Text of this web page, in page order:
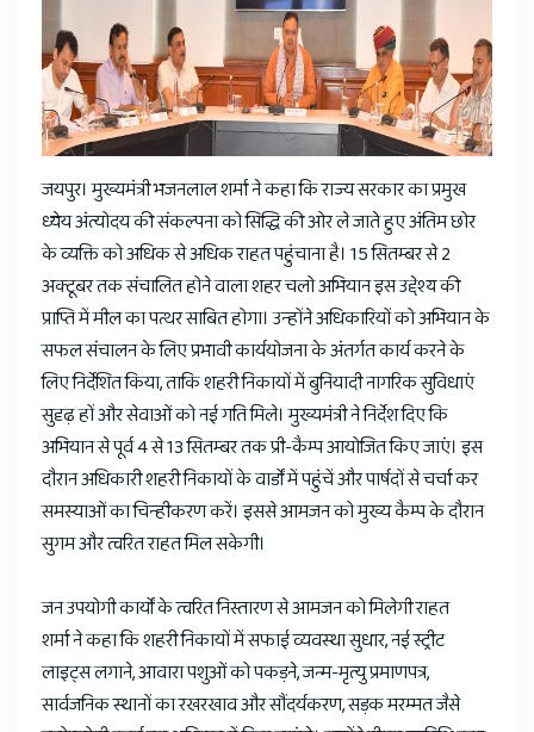
जयपुर। मुख्यमंत्री भजनलाल शर्मा ने कहा कि राज्य सरकार का प्रमुख
ध्येय अंत्योदय की संकल्पना को सिद्धि की ओर ले जाते हुए अंतिम छोर
के व्यक्ति को अधिक से अधिक राहत पहुंचाना है। 15 सितम्बर से 2
अक्टूबर तक संचालित होने वाला शहर चलो अभियान इस उद्देश्य की
प्राप्ति में मील का पत्थर साबित होगा। उन्होंने अधिकारियों को अभियान के
सफल संचालन के लिए प्रभावी कार्ययोजना के अंतर्गत कार्य करने के
लिए निर्देशित किया, ताकि शहरी निकायों में बुनियादी नागरिक सुविधाएं
सुदृढ़ हों और सेवाओं को नई गति मिले। मुख्यमंत्री ने निर्देश दिए कि
अभियान से पूर्व 4 से 13 सितम्बर तक प्री-कैम्प आयोजित किए जाएं। इस
दौरान अधिकारी शहरी निकायों के वार्डों में पहुंचें और पार्षदों से चर्चा कर
समस्याओं का चिन्हीकरण करें। इससे आमजन को मुख्य कैम्प के दौरान
सुगम और त्वरित राहत मिल सकेगी।
जन उपयोगी कार्यों के त्वरित निस्तारण से आमजन को मिलेगी राहत
शर्मा ने कहा कि शहरी निकायों में सफाई व्यवस्था सुधार, नई स्ट्रीट
लाइट्स लगाने, आवारा पशुओं को पकड़ने, जन्म-मृत्यु प्रमाणपत्र,
सार्वजनिक स्थानों का रखरखाव और सौंदर्यकरण, सड़क मरम्मत जैसे